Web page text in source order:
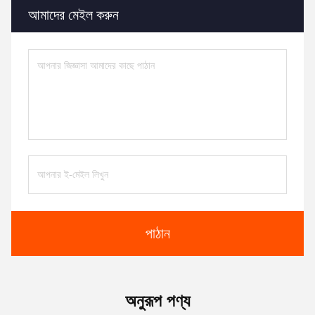
আমাদের মেইল করুন
পাঠান
অনুরূপ পণ্য